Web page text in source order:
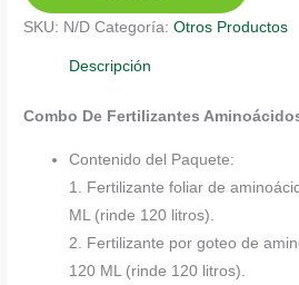
Para
Moringa
cantidad
SKU: N/D Categoría:Otros Productos
Descripción
Combo De Fertilizantes
Contenido del Paquete:
1. Fertilizante foliar de
ML (rinde 120 litros).
2. Fertilizante por goteo de
120 ML (rinde 120 litros).